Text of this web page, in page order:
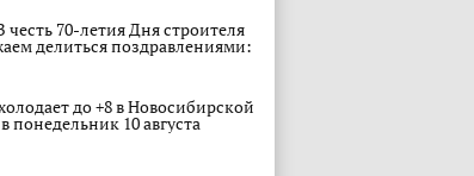
честь 70-летия Дня строителя
делиться поздравлениями:
до +8 в Новосибирской
понедельник 10 августа